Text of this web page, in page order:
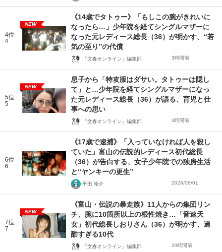
4位
4
NEW
《14歳でタトゥー》「もしこの腕がきれいに
なったら…」少年院を経てシングルマザーに
なった元レディース総長（36）が明かす、“若
気の至り”の代償
「文春オンライン」編集部 3時間前
5位
5
NEW
息子から「特攻服はダサい。タトゥーは隠し
て」と…少年院を経てシングルマザーになっ
た元レディース総長（36）が語る、育児と仕
事への思い
「文春オンライン」編集部 3時間前
6位
6
《17歳で逮捕》「入っていなければ人を殺し
ていた」富山の伝説的レディース初代総長
（36）が告白する、女子少年院での独房生活
と“ヤンキーの更生”
平田 裕介 2026/08/01
7位
7
NEW
《富山・伝説の暴走族》11人からの集団リン
チ、腕に10箇所以上の根性焼き…「音速天
女」初代総長しおりさん（36）が明かす、過
酷すぎる10代
「文春オンライン」編集部 20時間前